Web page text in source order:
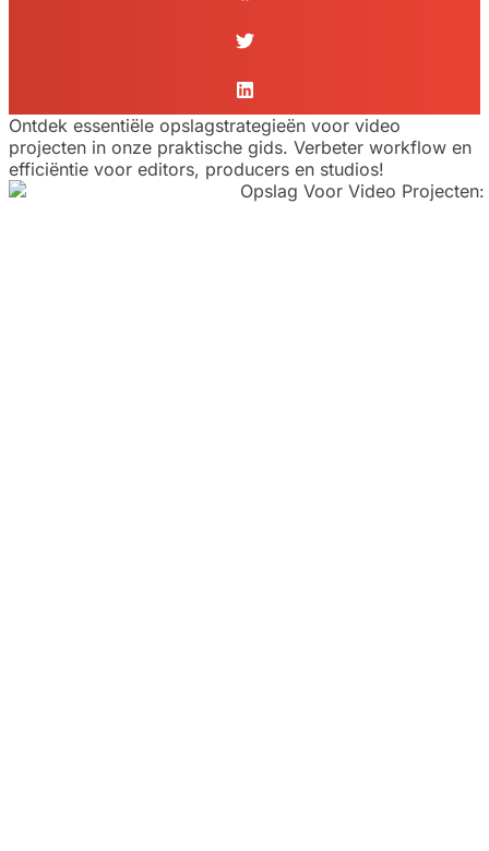
Ontdek essentiële opslagstrategieën voor video
projecten in onze praktische gids. Verbeter workflow en
efficiëntie voor editors, producers en studios!